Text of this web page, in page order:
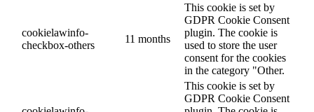
cookielawinfo-
checkbox-others
11 months
This cookie is set by
GDPR Cookie Consent
plugin. The cookie is
used to store the user
consent for the cookies
in the category "Other.
This cookie is set by
GDPR Cookie Consent